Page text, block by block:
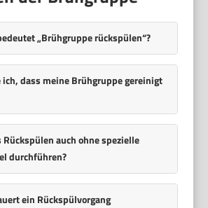
„Brühgruppe rückspülen“?
ich, dass meine Brühgruppe gereinigt
Rückspülen auch ohne spezielle
durchführen?
ein Rückspülvorgang